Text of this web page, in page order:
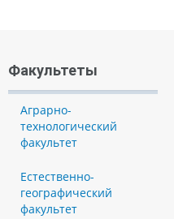
Факультеты
Аграрно-
технологический
факультет
Естественно-
географический
факультет